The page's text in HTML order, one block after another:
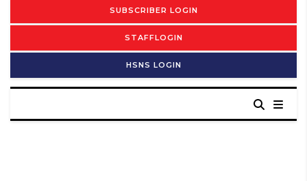
SUBSCRIBER LOGIN
STAFFLOGIN
HSNS LOGIN